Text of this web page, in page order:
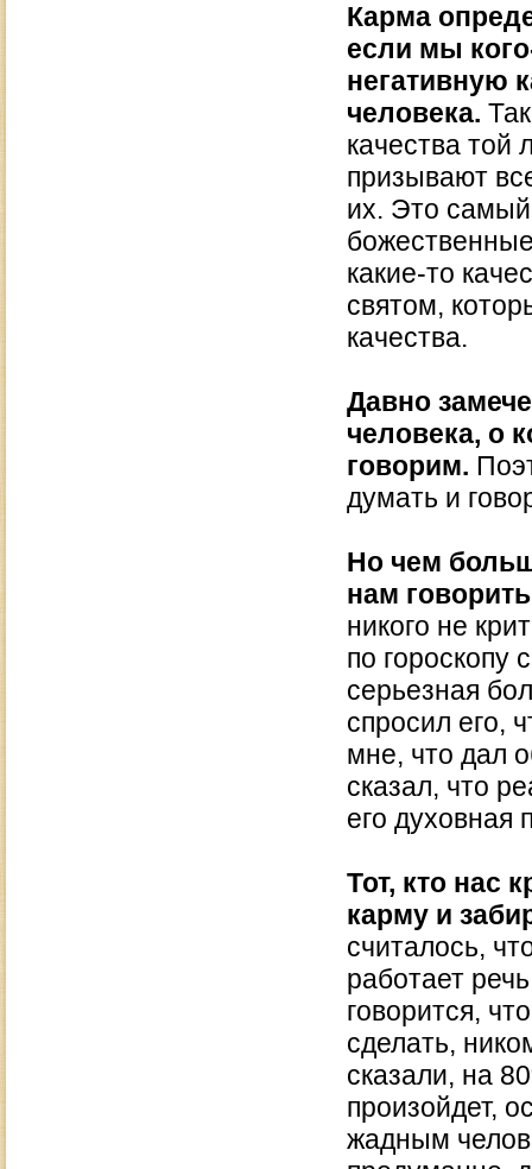
Карма
если мы
негативную
человека.
качества той
призывают
их. Это самый
какие-то
святом,
качества.
Давно
человека, о
говорим.
думать и
Но чем
нам
никого не
по гороскопу
серьезная
спросил его,
мне, что дал
сказал, что
его
Тот, кто нас
карму и
считалось,
работает
говорится,
сделать,
сказали, на
произойдет,
жадным